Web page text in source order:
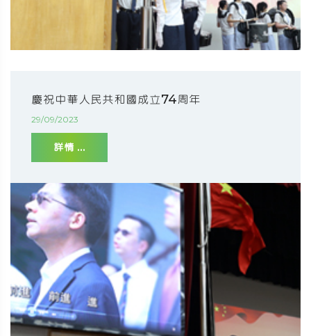
慶祝中華人民共和國成立74周年
29/09/2023
詳情 ...